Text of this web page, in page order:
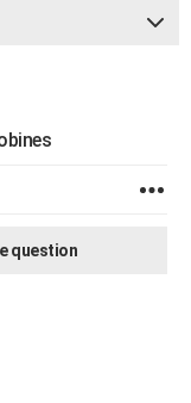
question